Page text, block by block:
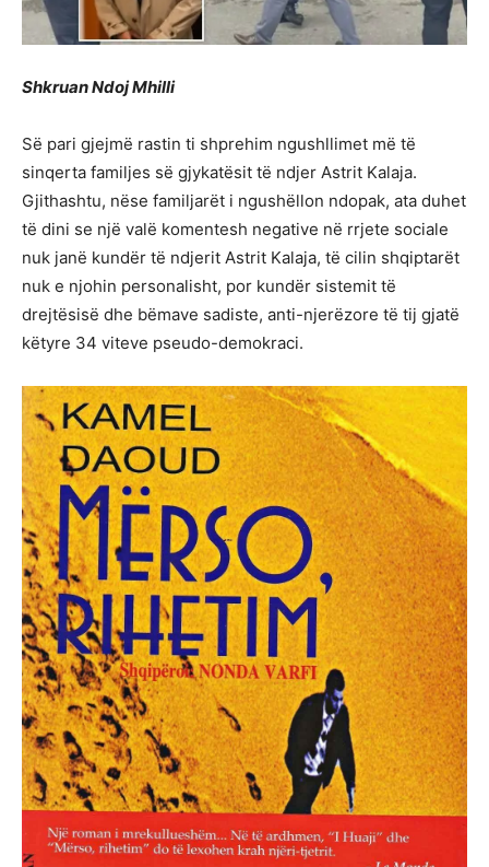
Shkruan Ndoj Mhilli
Së pari gjejmë rastin ti shprehim ngushllimet më të
sinqerta familjes së gjykatësit të ndjer Astrit Kalaja.
Gjithashtu, nëse familjarët i ngushëllon ndopak, ata duhet
të dini se një valë komentesh negative në rrjete sociale
nuk janë kundër të ndjerit Astrit Kalaja, të cilin shqiptarët
nuk e njohin personalisht, por kundër sistemit të
drejtësisë dhe bëmave sadiste, anti-njerëzore të tij gjatë
këtyre 34 viteve pseudo-demokraci.